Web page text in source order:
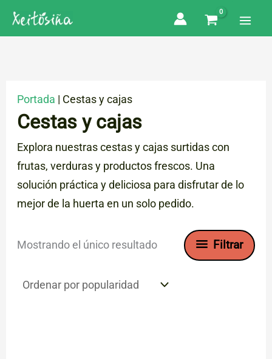
Portada | Cestas y cajas
Cestas y cajas
Explora nuestras cestas y cajas surtidas con
frutas, verduras y productos frescos. Una
solución práctica y deliciosa para disfrutar de lo
mejor de la huerta en un solo pedido.
Mostrando el único resultado Filtrar